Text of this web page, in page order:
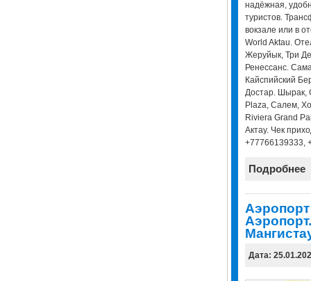
надёжная,
туристов.
вокзале или в
World Aktau.
Жеруйык, Три
Ренессанс.
Кайспийский
Достар. Шырак,
Plaza, Салем,
Riviera Grand
Актау. Чек
+77766139333,
Подробнее
Дата: